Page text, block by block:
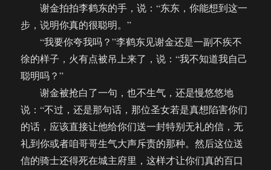
谢金拍拍李鹤东的手，说：“东东，你能想到这一
步，说明你真的很聪明。”
“我要你夸我吗？”李鹤东见谢金还是一副不疾不
徐的样子，火有点被吊上来了，说：“我不知道我自己
聪明吗？”
谢金被抢白了一句，也不生气，还是慢悠悠地
说：“不过，还是那句话，那位圣女若是真想陷害你们
的话，应该直接让他给你们送一封特别无礼的信，无
礼到你或者咱哥哥生气大声斥责的那种。然后这位送
信的骑士还得死在城主府里，这样才让你们真的百口